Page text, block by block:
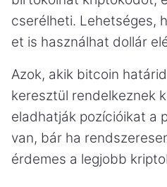
cserélheti. Lehetséges,
et is használhat dollár
Azok, akik bitcoin
keresztül rendelkeznek
eladhatják pozícióikat a
van, bár ha
érdemes a legjobb